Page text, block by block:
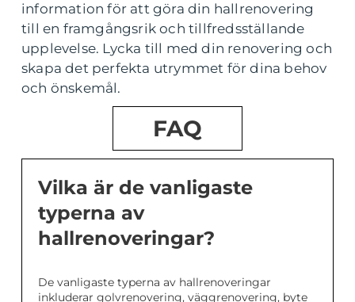
information för att göra din hallrenovering
till en framgångsrik och tillfredsställande
upplevelse. Lycka till med din renovering och
skapa det perfekta utrymmet för dina behov
och önskemål.
FAQ
Vilka är de vanligaste
typerna av
hallrenoveringar?
De vanligaste typerna av hallrenoveringar
inkluderar golvrenovering, väggrenovering, byte